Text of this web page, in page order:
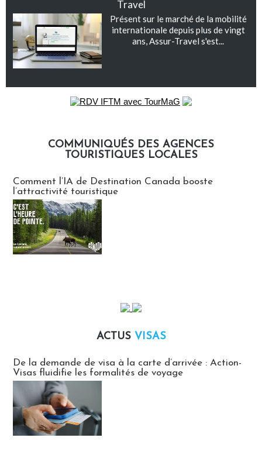
Travel
Présent sur le marché de la mobilité
internationale depuis plus de vingt
ans, Assur-Travel s'est...
COMMUNIQUÉS DES AGENCES
TOURISTIQUES LOCALES
Comment l’IA de Destination Canada booste
l’attractivité touristique
ACTUS VISAS
De la demande de visa à la carte d’arrivée : Action-
Visas fluidifie les formalités de voyage